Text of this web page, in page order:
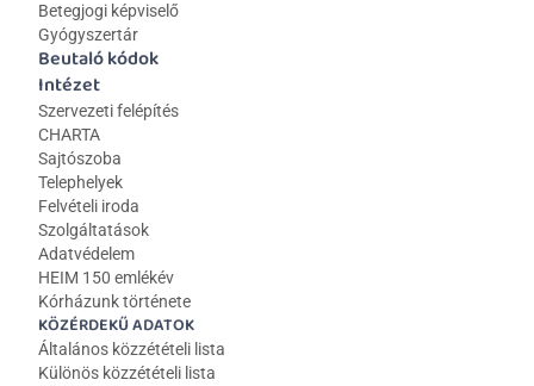
Betegjogi képviselő
Gyógyszertár
Beutaló kódok
Intézet
Szervezeti felépítés
CHARTA
Sajtószoba
Telephelyek
Felvételi iroda
Szolgáltatások
Adatvédelem
HEIM 150 emlékév
Kórházunk története
KÖZÉRDEKŰ ADATOK
Általános közzétételi lista
Különös közzétételi lista